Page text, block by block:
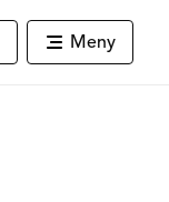
Meny